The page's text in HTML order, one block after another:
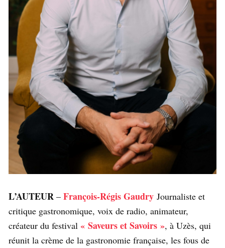
L’AUTEUR – François-Régis Gaudry Journaliste et
critique gastronomique, voix de radio, animateur,
créateur du festival « Saveurs et Savoirs », à Uzès, qui
réunit la crème de la gastronomie française, les fous de